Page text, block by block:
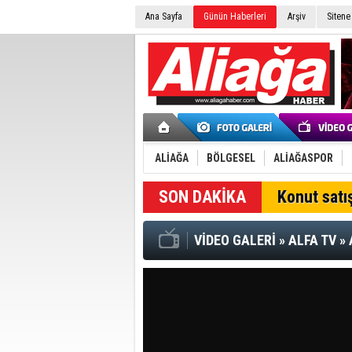
Ana Sayfa Günün Haberleri Arşiv
ALİAĞA BÖLGESEL ALİAĞASPOR
SON DAKİKA Konut
VİDEO GALERİ »ALFA TV»